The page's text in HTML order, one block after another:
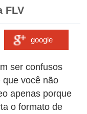
FLV
google
ser confusos
que você não
apenas porque
o formato de